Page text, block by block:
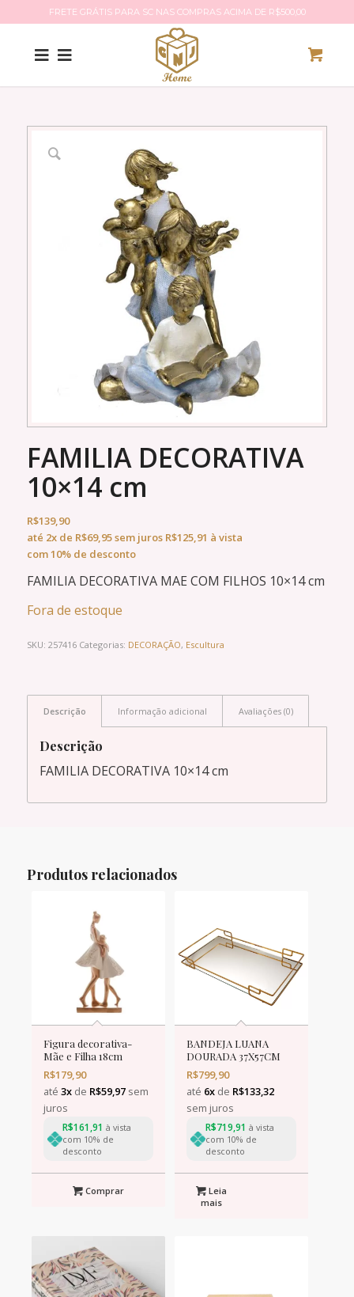
FRETE GRÁTIS PARA SC NAS COMPRAS ACIMA DE R$500,00
FAMILIA DECORATIVA
10×14 cm
R$139,90
até 2xde R$69,95sem juros R$125,91 à vista
com 10% de desconto
FAMILIA DECORATIVA MAE COM FILHOS 10×14 cm
Fora de estoque
SKU: 257416 Categorias: DECORAÇÃO, Escultura
Descrição Informação adicional Avaliações (0)
Descrição
FAMILIA DECORATIVA 10×14 cm
Produtos relacionados
Figura decorativa-
Mãe e Filha 18cm
R$179,90
até 3xde R$59,97sem
juros
R$161,91 à vista
com 10% de
desconto
Comprar
BANDEJA LUANA
DOURADA 37X57CM
R$799,90
até 6xde R$133,32
sem juros
R$719,91 à vista
com 10% de
desconto
Leia
mais